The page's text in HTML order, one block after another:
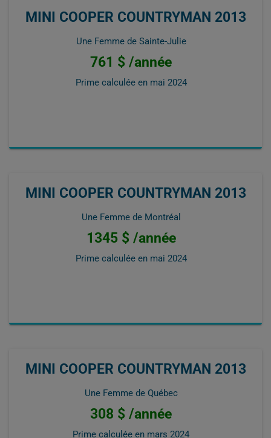
MINI COOPER COUNTRYMAN 2013
Une Femme de Sainte-Julie
761 $ /année
Prime calculée en mai 2024
MINI COOPER COUNTRYMAN 2013
Une Femme de Montréal
1345 $ /année
Prime calculée en mai 2024
MINI COOPER COUNTRYMAN 2013
Une Femme de Québec
308 $ /année
Prime calculée en mars 2024